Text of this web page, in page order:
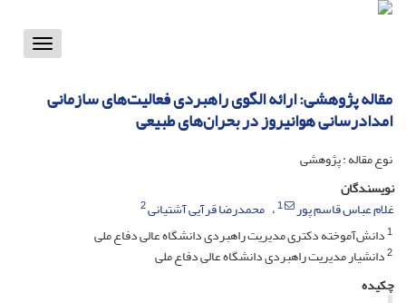
Toggle
مقاله پژوهشی: ارائه الگوی راهبردی فعالیت‌های سازمانی
امدادرسانی هوانیروز در بحران‌های طبیعی
نوع مقاله : پژوهشی
نویسندگان
غلام عباس قاسم پور
1 محمدرضا قرآیی آشتیانی2
1دانش‌آموخته دکتری مدیریت راهبردی دانشگاه عالی دفاع ملی
2دانشیار مدیریت راهبردی دانشگاه عالی دفاع ملی
چکیده